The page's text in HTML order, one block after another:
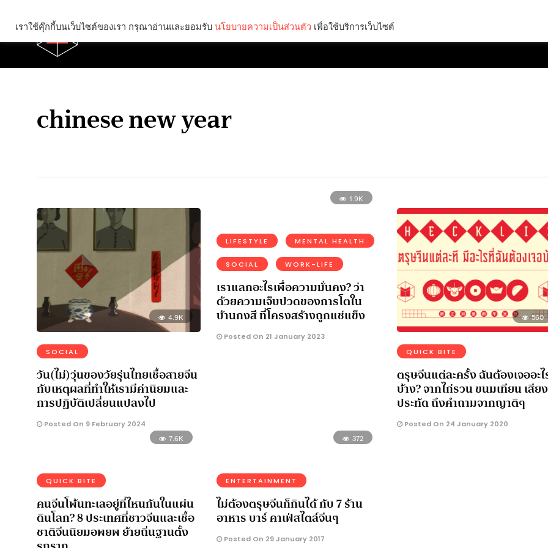
chinese new year
4.9K
SOCIAL
วัน(ไม่)วุ่นของวัยรุ่นไทยเชื้อสายจีน
กับเหตุผลที่ทำให้เรามีค่านิยมและ
การปฏิบัติเปลี่ยนแปลงไป
Posted On 9 February 2024
1.9K
LIFESTYLE MENTAL HEALTH
SOCIAL WORK-LIFE
เราแลกอะไรเพื่อความมั่นคง? ว่า
ด้วยความเจ็บปวดของการโตใน
บ้านกงสี ที่โครงสร้างถูกแช่แข็ง
Posted On 21 January 2023
560
QUICK BITE
ตรุษจีนแต่ละครั้ง ฉันต้องเจออะ
บ้าง? จากไก่รวน ขนมเทียน เสียง
ประทัด ถึงคำถามจากญาติๆ
Posted On 24 January 2020
7.6K
QUICK BITE
คนจีนโพ้นทะเลอยู่ที่ไหนกันในแผ่น
ดินโลก? 8 ประเทศที่ชาวจีนและเชื้อ
ชาติจีนนิยมอพยพ ย้ายถิ่นฐานตั้ง
372
ENTERTAINMENT
ไม่ต้องตรุษจีนก็กินได้ กับ 7 ร้าน
อาหาร บาร์ คาเฟ่สไตล์จีนๆ
Posted On 29 January 2017
เราใช้คุ๊กกี้บนเว็บไซต์ของเรา กรุณาอ่านและยอมรับ นโยบายความเป็นส่วนตัว เพื่อใช้บริการเว็บไซต์